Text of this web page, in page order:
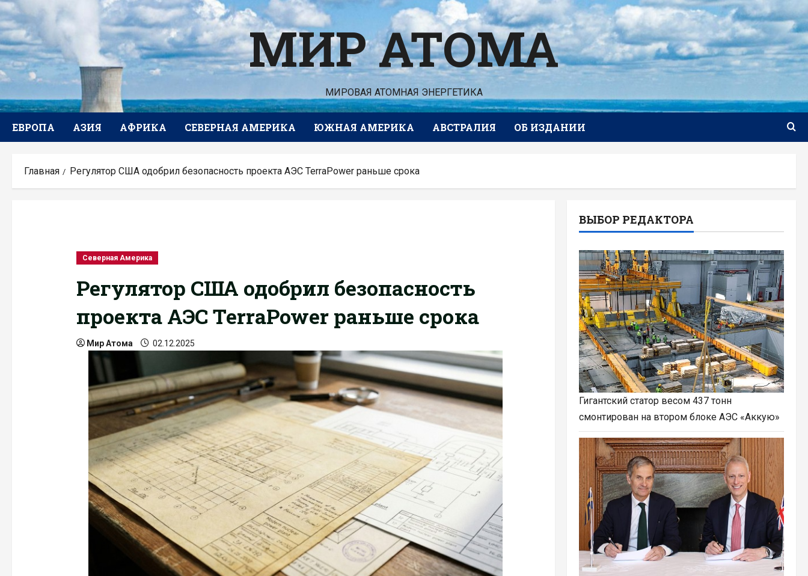
Перейти
к
содержимому
МИР АТОМА
МИРОВАЯ АТОМНАЯ ЭНЕРГЕТИКА
ЕВРОПА АЗИЯ АФРИКА СЕВЕРНАЯ АМЕРИКА ЮЖНАЯ АМЕРИКА АВСТРАЛИЯ ОБ ИЗДАНИИ
Главная Регулятор США одобрил безопасность проекта АЭС TerraPower раньше срока
Северная Америка
Регулятор США одобрил безопасность
проекта АЭС TerraPower раньше срока
Мир Атома 02.12.2025
ВЫБОР РЕДАКТОРА
Гигантский статор весом 437 тонн
смонтирован на втором блоке АЭС «Аккую»